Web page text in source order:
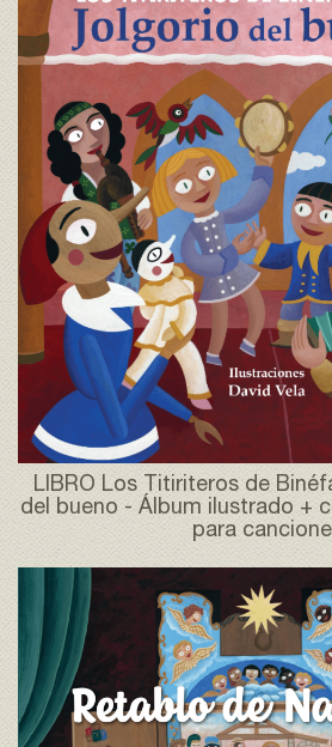
LIBRO Los Titiriteros de
del bueno - Álbum ilustrado +
para